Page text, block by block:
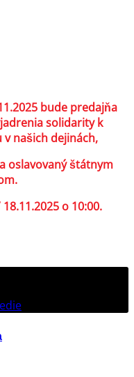
bude predajňa
solidarity k
našich dejinách,
oslavovaný štátnym
o 10:00.